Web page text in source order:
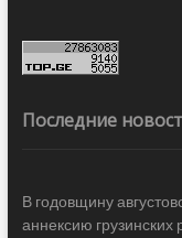
Последние
В годовщину
аннексию грузинских